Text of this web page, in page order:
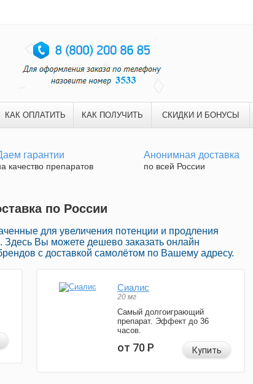
КАК ОПЛАТИТЬ КАК ПОЛУЧИТЬ СКИДКИ И БОНУСЫ
гарантии
качество препаратов
Анонимная доставка
по всей России
по России
для увеличения потенции и продления
Здесь Вы можете дешево заказать онлайн
с доставкой самолётом по Вашему адресу.
Сиалис
20 мг
Самый долгоиграющий
препарат. Эффект до 36
часов.
от 70Р Купить